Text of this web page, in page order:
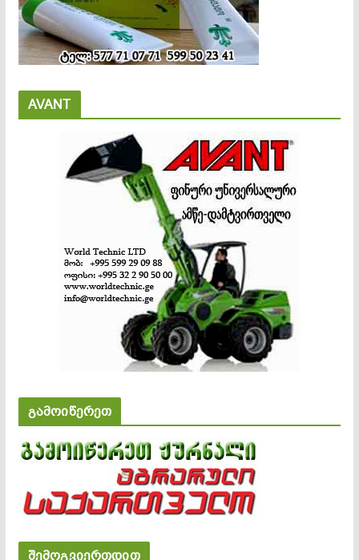
AVANT
გამოიწერეთ
შემოგვიერთდით